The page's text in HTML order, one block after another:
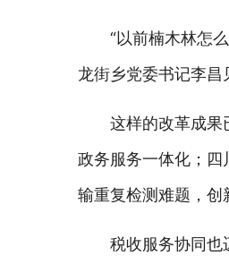
“以前楠木林怎
龙街乡党委书记李昌
这样的改革成
政务服务一体化；
输重复检测难题，创
税收服务协同也